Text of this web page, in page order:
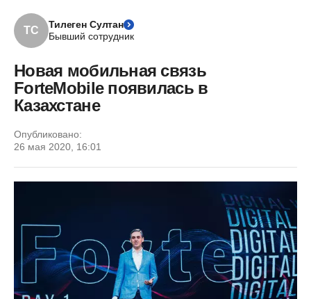
ТС
Тилеген Султан
Бывший сотрудник
Новая мобильная связь
ForteMobile появилась в
Казахстане
Опубликовано:
26 мая 2020, 16:01